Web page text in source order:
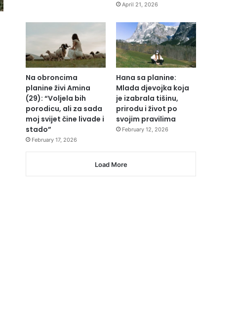
April 21, 2026
Na obroncima
planine živi Amina
(29): “Voljela bih
porodicu, ali za sada
moj svijet čine livade i
stado”
February 17, 2026
Hana sa planine:
Mlada djevojka koja
je izabrala tišinu,
prirodu i život po
svojim pravilima
February 12, 2026
Load More